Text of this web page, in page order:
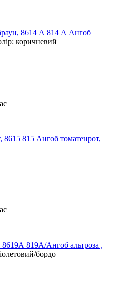
814 А Ангоб
коричневий
815 Ангоб томатенрот,
819А/Ангоб альтроза ,
бордо